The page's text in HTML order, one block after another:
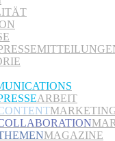
ARBEIT
MAGAZINE